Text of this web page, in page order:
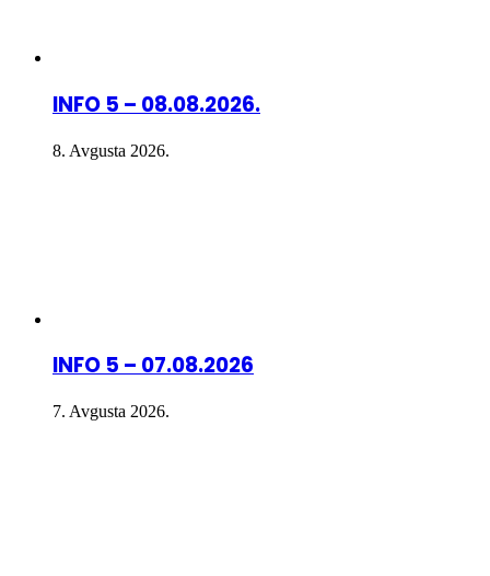
INFO 5 – 08.08.2026.
8. Avgusta 2026.
INFO 5 – 07.08.2026
7. Avgusta 2026.